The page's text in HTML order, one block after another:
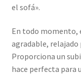
el sofá».
En todo momento,
agradable,
Proporciona un
hace perfecta para